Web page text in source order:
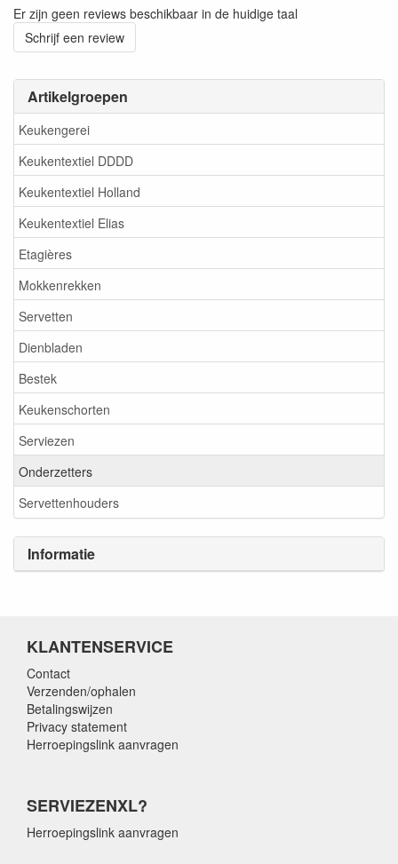
Artikelgroepen
Keukengerei
Keukentextiel DDDD
Keukentextiel Holland
Keukentextiel Elias
Etagières
Mokkenrekken
Servetten
Dienbladen
Bestek
Keukenschorten
Serviezen
Onderzetters
Servettenhouders
Informatie
Er zijn geen reviews beschikbaar in de huidige taal
Schrijf een review
KLANTENSERVICE
Contact
Verzenden/ophalen
Betalingswijzen
Privacy statement
Herroepingslink aanvragen
SERVIEZENXL?
Herroepingslink aanvragen